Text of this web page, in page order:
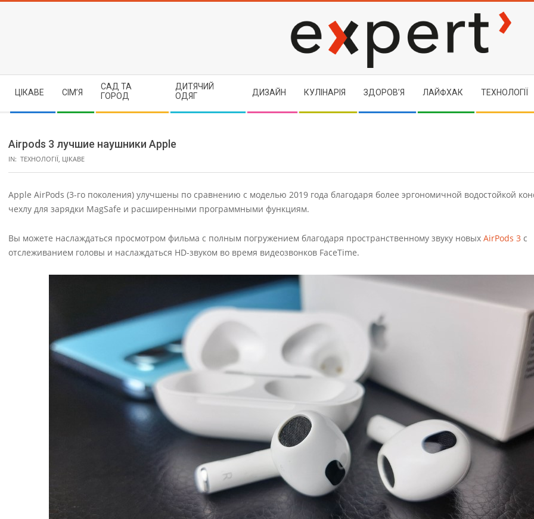
EXPERT
Navigation
Menu
ЦІКАВЕ СІМ’Я
САД ТА
ГОРОД
ДИТЯЧИЙ
ОДЯГ
ДИЗАЙН КУЛІНАРІЯ ЗДОРОВ’Я ЛАЙФХАК ТЕХНОЛОГІЇ
Airpods 3 лучшие наушники Apple
IN: ТЕХНОЛОГІЇ, ЦІКАВЕ
Apple AirPods (3-го поколения) улучшены по сравнению с моделью 2019 года благодаря более эргономичной водостойкой
чехлу для зарядки MagSafe и расширенными программными функциям.
Вы можете наслаждаться просмотром фильма с полным погружением благодаря пространственному звуку новых AirPods 3 с
отслеживанием головы и наслаждаться HD-звуком во время видеозвонков FaceTime.